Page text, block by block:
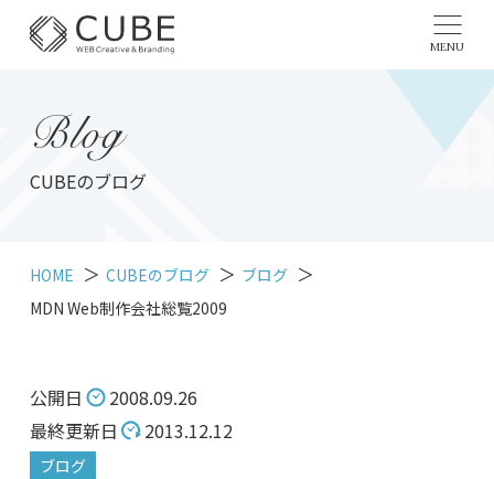
MENU
Blog
CUBEのブログ
HOME CUBEのブログ
ブログ
MDN Web制作会社総覧2009
公開日
2008.09.26
最終更新日
2013.12.12
ブログ